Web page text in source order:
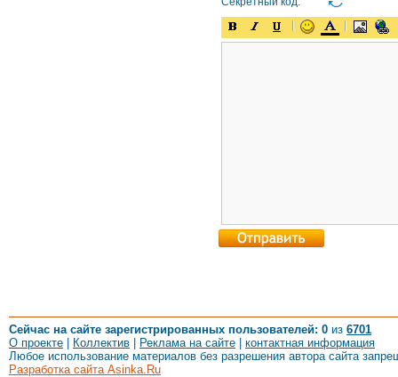
Сейчас на сайте зарегистрированных пользователей: 0 из 6701
О проекте
Коллектив Реклама на сайте
контактная информация
Любое использование материалов без разрешения автора сайта
Разработка сайта Asinka.Ru